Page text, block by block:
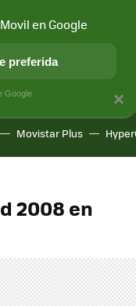
APLICACIONES
Movistar Plus
2008 en
×
en Google
preferida
Google